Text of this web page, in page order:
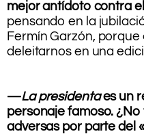
mejor antídoto contra
pensando en la
Fermín Garzón, porque
deleitarnos en una
—La presidentaes un
personaje famoso.
adversas por parte del